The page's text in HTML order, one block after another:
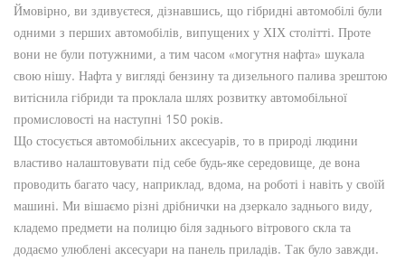
Ймовірно, ви здивуєтеся, дізнавшись, що гібридні автомобілі були
одними з перших автомобілів, випущених у ХІХ столітті. Проте
вони не були потужними, а тим часом «могутня нафта» шукала
свою нішу. Нафта у вигляді бензину та дизельного палива зрештою
витіснила гібриди та проклала шлях розвитку автомобільної
промисловості на наступні 150 років.
Що стосується автомобільних аксесуарів, то в природі людини
властиво налаштовувати під себе будь-яке середовище, де вона
проводить багато часу, наприклад, вдома, на роботі і навіть у своїй
машині. Ми вішаємо різні дрібнички на дзеркало заднього виду,
кладемо предмети на полицю біля заднього вітрового скла та
додаємо улюблені аксесуари на панель приладів. Так було завжди.